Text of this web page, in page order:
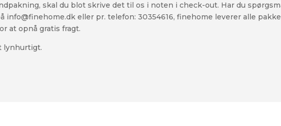
skal du blot skrive det til os i noten i check-out. Har du
eller pr. telefon: 30354616, finehome leverer alle
at opnå gratis fragt.
lynhurtigt.